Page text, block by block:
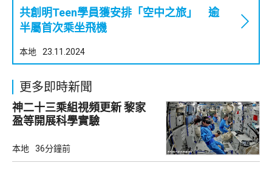
共創明Teen學員獲安排「空中之旅」 逾
半屬首次乘坐飛機
本地 23.11.2024
更多即時新聞
神二十三乘組視頻更新 黎家
盈等開展科學實驗
本地 36分鐘前